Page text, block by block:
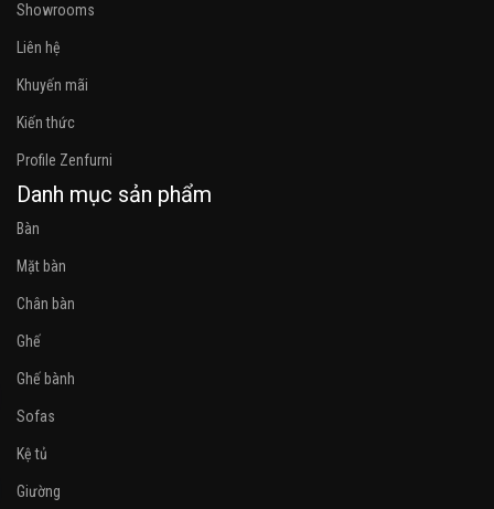
Showrooms
Liên hệ
Khuyến mãi
Kiến thức
Profile Zenfurni
Danh mục sản phẩm
Bàn
Mặt bàn
Chân bàn
Ghế
Ghế bành
Sofas
Kệ tủ
Giường